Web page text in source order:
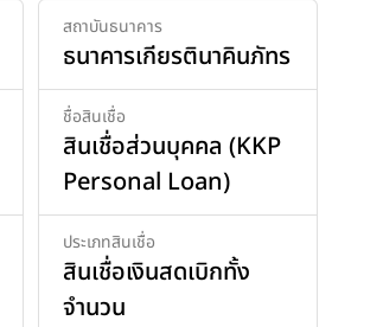
สถาบันธนาคาร
ธนาคารเกียรตินาคินภัทร
ชื่อสินเชื่อ
สินเชื่อส่วนบุคคล (KKP
Personal Loan)
ประเภทสินเชื่อ
สินเชื่อเงินสดเบิกทั้ง
จำนวน